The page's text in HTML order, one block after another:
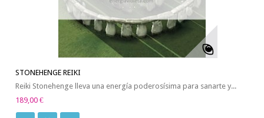
STONEHENGE REIKI
Reiki Stonehenge lleva una energía poderosísima para sanarte y...
189,00 €